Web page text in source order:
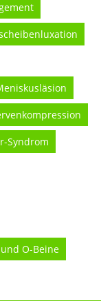
Syndrom
O-Beine